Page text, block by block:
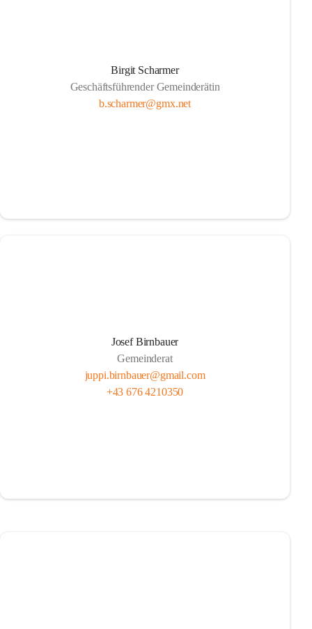
Birgit Scharmer
Geschäftsführender Gemeinderätin
b.scharmer@gmx.net
Josef Birnbauer
Gemeinderat
juppi.birnbauer@gmail.com
+43 676 4210350